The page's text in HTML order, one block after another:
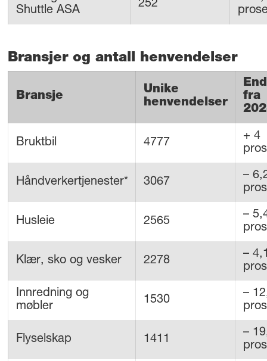
Shuttle ASA
252
Bransjer og antall henvendelser
Bransje
Unike
henvendelser
fra
Bruktbil 4777
+ 4
Håndverkertjenester* 3067
–
Husleie 2565
–
Klær, sko og vesker 2278
–
Innredning og
møbler
1530
–
Flyselskap 1411
–